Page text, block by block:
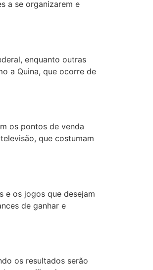
a se organizarem e
enquanto outras
a Quina, que ocorre de
os pontos de venda
que costumam
e os jogos que desejam
de ganhar e
os resultados serão